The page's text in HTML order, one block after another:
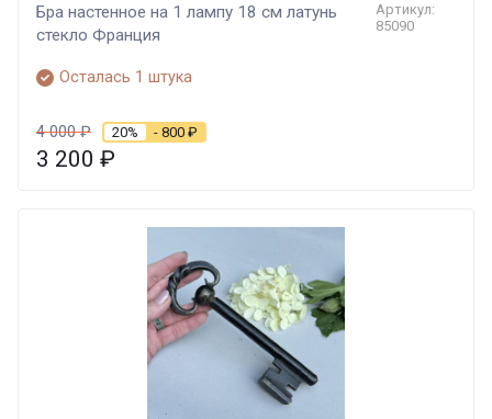
Бра настенное на 1 лампу 18 см латунь
стекло Франция
Артикул:
85090
Осталась 1 штука
4 000₽ 20% - 800 ₽
3 200 ₽